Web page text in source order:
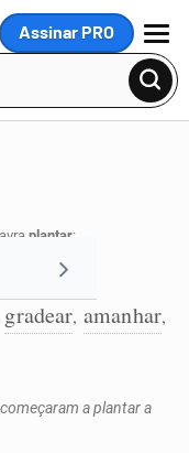
Assinar PRO
MENU
plantar:
gradear, amanhar,
a plantar a